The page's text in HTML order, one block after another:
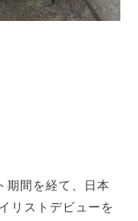
期間を経て、日本
リストデビューを